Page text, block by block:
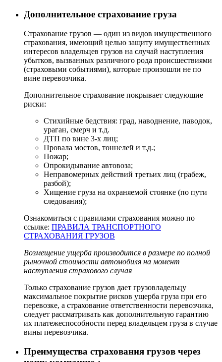
Дополнительное страхование груза
Страхование грузов — один из видов имущественного
страхования, имеющий целью защиту имущественных
интересов владельцев грузов на случай наступления
убытков, вызванных различного рода происшествиями
(страховыми событиями), которые произошли не по
вине перевозчика.
Дополнительное страхование покрывает следующие
риски:
Стихийные бедствия: град, наводнение, паводок,
ураган, смерч и т.д.
ДТП по вине 3-х лиц;
Провала мостов, тоннелей и т.д.;
Пожар;
Опрокидывание автовоза;
Неправомерных действий третьих лиц (грабеж,
разбой);
Хищение груза на охраняемой стоянке (по пути
следования);
Ознакомиться с правилами страхования можно по
ссылке: ПРАВИЛА ТРАНСПОРТНОГО
СТРАХОВАНИЯ ГРУЗОВ
Возмещение ущерба производится в размере по полной
рыночной стоимости автомобиля на момент
наступления страхового случая
Только страхование грузов дает грузовладельцу
максимальное покрытие рисков ущерба груза при его
перевозке, а страхование ответственности перевозчика,
следует рассматривать как дополнительную гарантию
их платежеспособности перед владельцем груза в случае
вины перевозчика.
Преимущества страхования грузов через